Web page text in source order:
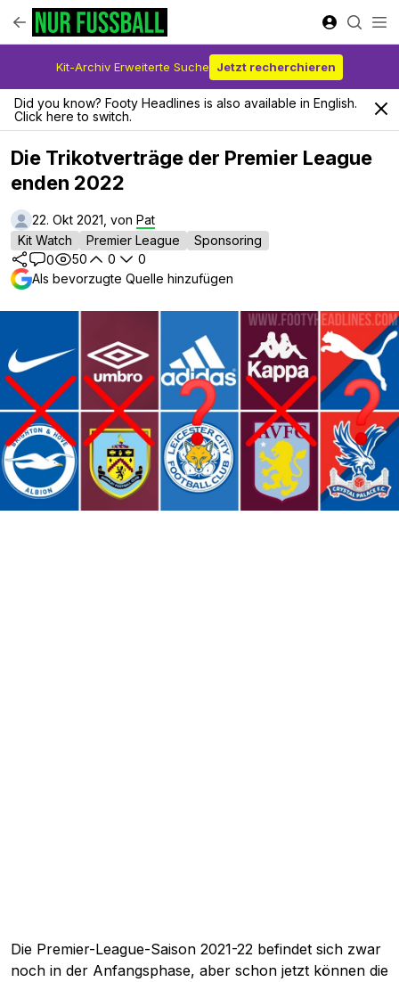
Kit-Archiv Erweiterte Suche Jetzt recherchieren
Did you know? Footy Headlines is also available in English.
Click here to switch.
Die Trikotverträge der Premier League
enden 2022
22. Okt 2021, von Pat
Kit Watch
Premier League
Sponsoring
0
50 0
0
Als bevorzugte Quelle hinzufügen
Die Premier-League-Saison 2021-22 befindet sich zwar
noch in der Anfangsphase, aber schon jetzt können die